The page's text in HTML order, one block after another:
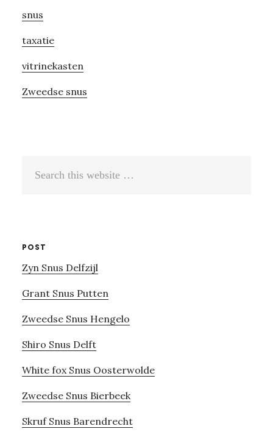
snus
taxatie
vitrinekasten
Zweedse snus
POST
Zyn Snus Delfzijl
Grant Snus Putten
Zweedse Snus Hengelo
Shiro Snus Delft
White fox Snus Oosterwolde
Zweedse Snus Bierbeek
Skruf Snus Barendrecht